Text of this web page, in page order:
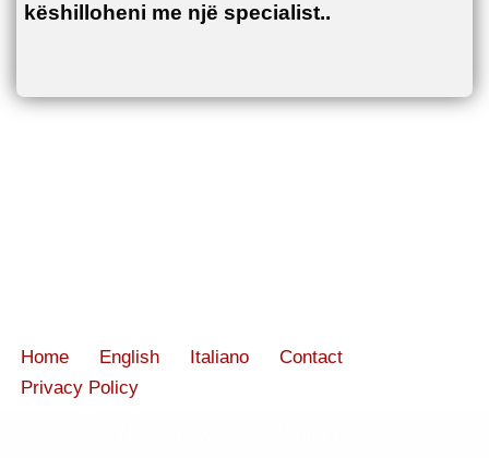
këshilloheni me një specialist..
Home English Italiano
Contact
Privacy Policy